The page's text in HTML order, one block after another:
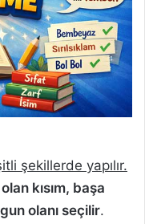
şekillerde yapılır.
kısım, başa
olanı seçilir.